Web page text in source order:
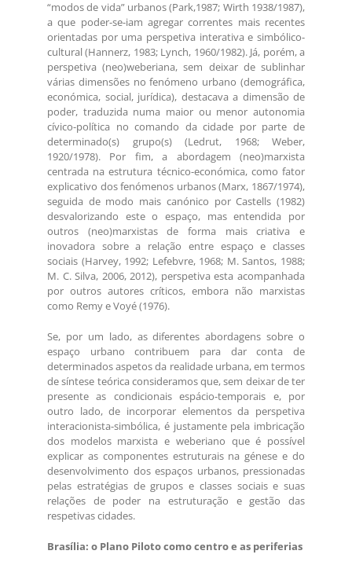
“modos de vida” urbanos (Park,1987; Wirth 1938/1987),
a que poder-se-iam agregar correntes mais recentes
orientadas por uma perspetiva interativa e simbólico-
cultural (Hannerz, 1983; Lynch, 1960/1982). Já, porém, a
perspetiva (neo)weberiana, sem deixar de sublinhar
várias dimensões no fenómeno urbano (demográfica,
económica, social, jurídica), destacava a dimensão de
poder, traduzida numa maior ou menor autonomia
cívico-política no comando da cidade por parte de
determinado(s) grupo(s) (Ledrut, 1968; Weber,
1920/1978). Por fim, a abordagem (neo)marxista
centrada na estrutura técnico-económica, como fator
explicativo dos fenómenos urbanos (Marx, 1867/1974),
seguida de modo mais canónico por Castells (1982)
desvalorizando este o espaço, mas entendida por
outros (neo)marxistas de forma mais criativa e
inovadora sobre a relação entre espaço e classes
sociais (Harvey, 1992; Lefebvre, 1968; M. Santos, 1988;
M. C. Silva, 2006, 2012), perspetiva esta acompanhada
por outros autores críticos, embora não marxistas
como Remy e Voyé (1976).
Se, por um lado, as diferentes abordagens sobre o
espaço urbano contribuem para dar conta de
determinados aspetos da realidade urbana, em termos
de síntese teórica consideramos que, sem deixar de ter
presente as condicionais espácio-temporais e, por
outro lado, de incorporar elementos da perspetiva
interacionista-simbólica, é justamente pela imbricação
dos modelos marxista e weberiano que é possível
explicar as componentes estruturais na génese e do
desenvolvimento dos espaços urbanos, pressionadas
pelas estratégias de grupos e classes sociais e suas
relações de poder na estruturação e gestão das
respetivas cidades.
Brasília: o Plano Piloto como centro e as periferias